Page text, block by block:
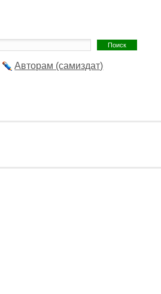
Авторам (самиздат)